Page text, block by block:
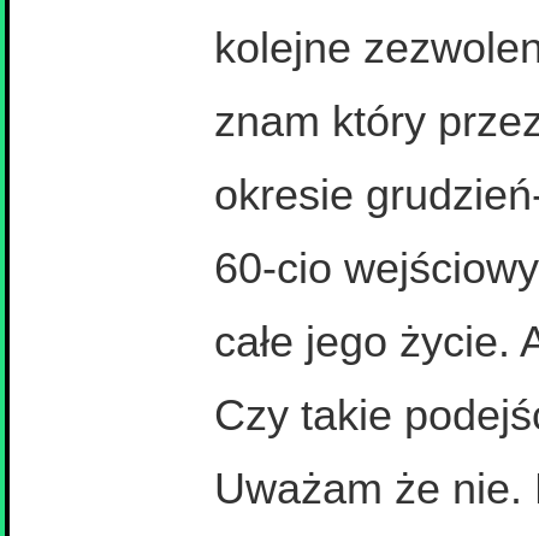
kolejne
znam który
okresie
60-cio
całe jego życie.
Czy takie
Uważam że